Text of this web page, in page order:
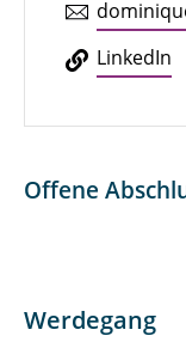
Lin­kedIn
Offene
Werdegang